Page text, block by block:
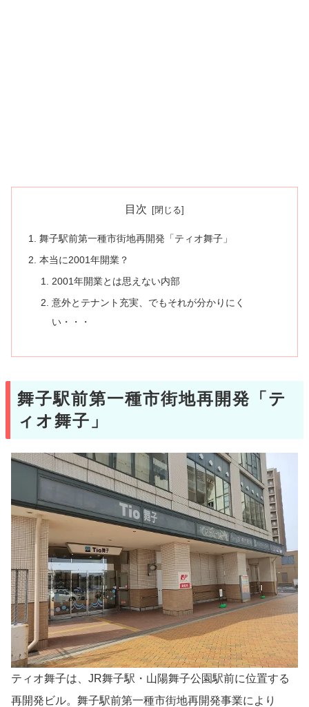
目次
舞子駅前第一種市街地再開発「ティオ舞子」
本当に2001年開業？
2001年開業とは思えない内部
意外とテナント充実、でもそれが分かりにく
い・・・
舞子駅前第一種市街地再開発「テ
ィオ舞子」
ティオ舞子は、JR舞子駅・山陽舞子公園駅前に位置する
再開発ビル。舞子駅前第一種市街地再開発事業により